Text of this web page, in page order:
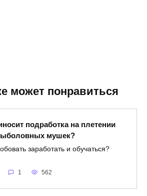
может понравиться
подработка на плетении
мушек?
заработать и обучаться?
1 562